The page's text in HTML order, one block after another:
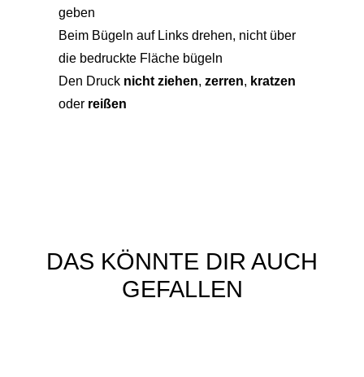
geben
Beim Bügeln auf Links drehen, nicht über
die bedruckte Fläche bügeln
Den Druck nicht ziehen, zerren, kratzen
oder reißen
DAS KÖNNTE DIR AUCH
GEFALLEN